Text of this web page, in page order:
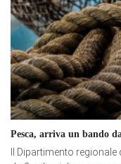
Pesca, arriva un bando
Il Dipartimento